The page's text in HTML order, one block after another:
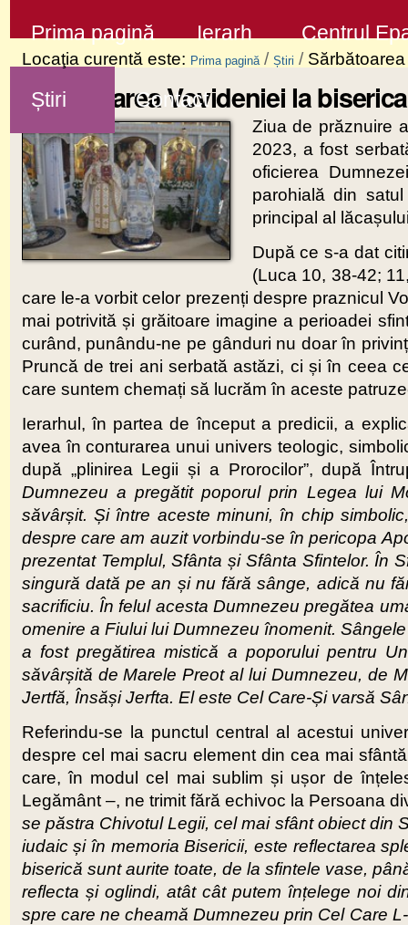
la
conţinut
Sari
la
navigare
Prima pagină Ierarh Centrul
Știri Contact
Locaţia curentă este: Prima pagină / Știri /
Sărbătoarea Vovideniei la
Ziua de prăznuire
2023, a fost
oficierea
parohială din
principal al
După ce s-a dat
(Luca 10, 38-42;
care le-a vorbit celor prezenți despre praznicul
mai potrivită și grăitoare imagine a perioadei
curând, punându-ne pe gânduri nu doar în
Pruncă de trei ani serbată astăzi, ci și în ceea
care suntem chemați să lucrăm în aceste
Ierarhul, în partea de început a predicii, a
avea în conturarea unui univers teologic,
după „plinirea Legii și a Prorocilor”, după
Dumnezeu a pregătit poporul prin Legea lui
săvârșit. Și între aceste minuni, în chip
despre care am auzit vorbindu-se în pericopa
prezentat Templul, Sfânta și Sfânta Sfintelor. În
singură dată pe an și nu fără sânge, adică nu
sacrificiu. În felul acesta Dumnezeu pregătea
omenire a Fiului lui Dumnezeu înomenit.
a fost pregătirea mistică a poporului pentru
săvârșită de Marele Preot al lui Dumnezeu, de
Jertfă, Însăși Jerfta. El este Cel Care-Și varsă
Referindu-se la punctul central al acestui
despre cel mai sacru element din cea mai
care, în modul cel mai sublim și ușor de
Legământ –, ne trimit fără echivoc la Persoana
se păstra Chivotul Legii, cel mai sfânt obiect din
iudaic și în memoria Bisericii, este reflectarea
biserică sunt aurite toate, de la sfintele vase,
reflecta și oglindi, atât cât putem înțelege noi
spre care ne cheamă Dumnezeu prin Cel Care